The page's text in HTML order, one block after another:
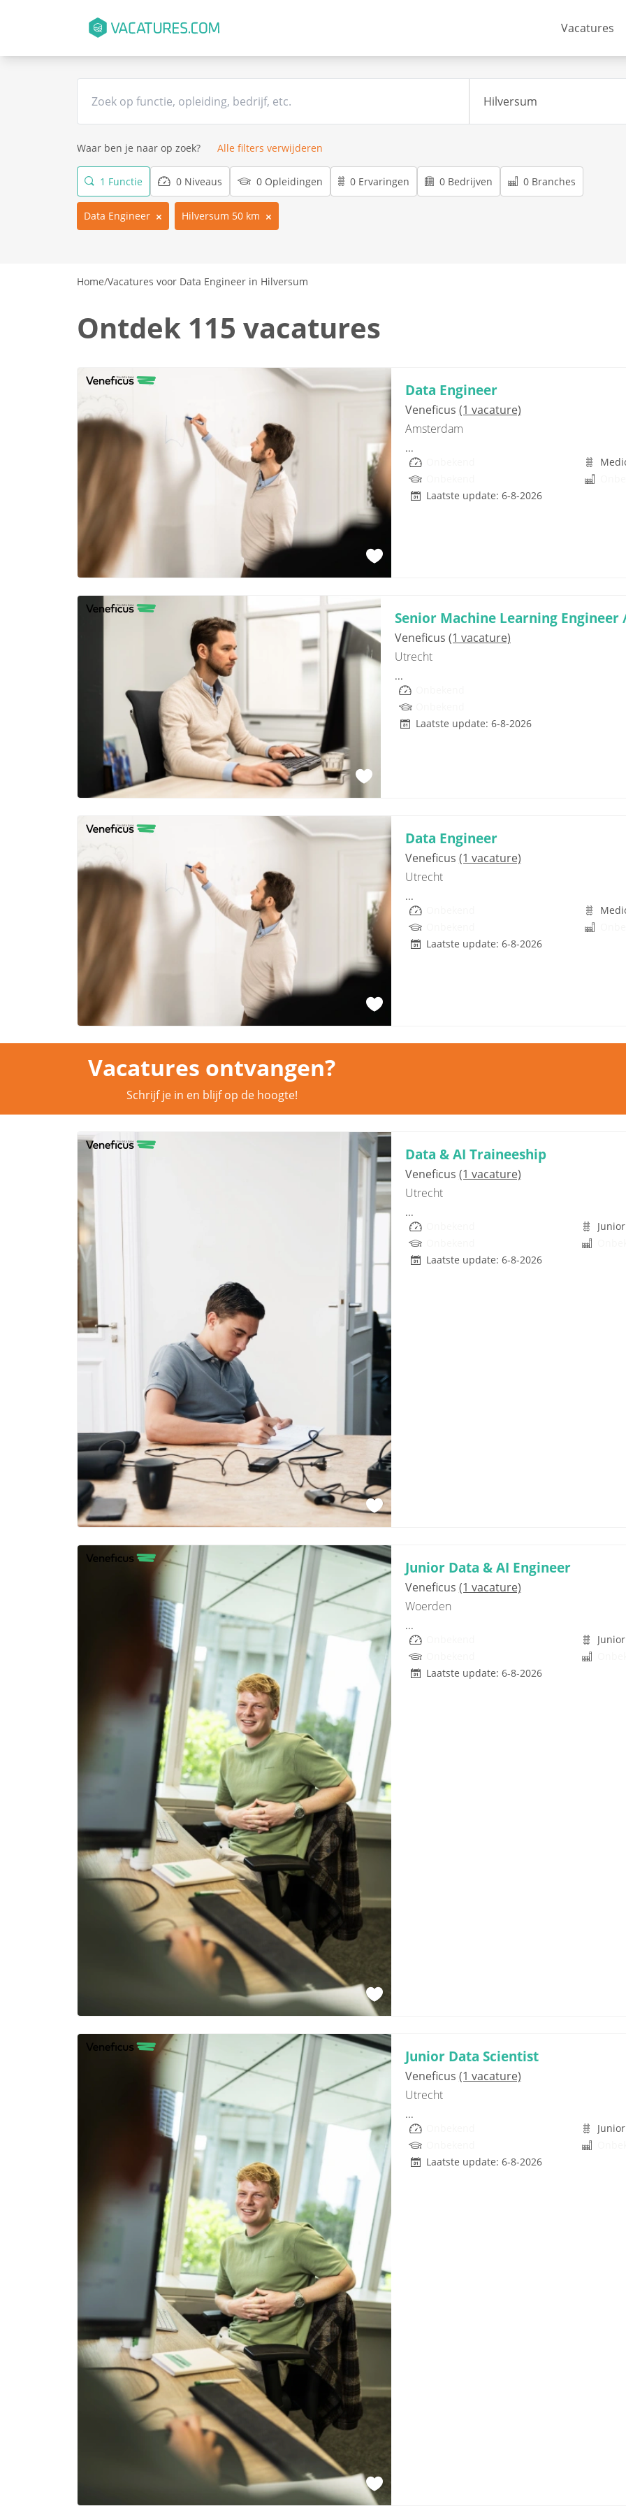
Vacatures
Waar ben je naar op zoek? Alle filters verwijderen
1 Functie 0 Niveaus 0 Opleidingen 0 Ervaringen 0 Bedrijven 0 Branches
Data Engineer Hilversum 50 km
Home/Vacatures voor Data Engineer in Hilversum
Ontdek 115 vacatures
Data Engineer
Veneficus (1 vacature)
Amsterdam
...
Laatste update: 6-8-2026
Senior Machine Learning
Veneficus (1 vacature)
Utrecht
...
Laatste update: 6-8-2026
Data Engineer
Veneficus (1 vacature)
Utrecht
...
Laatste update: 6-8-2026
Vacatures ontvangen?
Schrijf je in en blijf op de hoogte!
Data & AI Traineeship
Veneficus (1 vacature)
Utrecht
...
Junior
Laatste update: 6-8-2026
Junior Data & AI Engineer
Veneficus (1 vacature)
Woerden
...
Junior
Laatste update: 6-8-2026
Junior Data Scientist
Veneficus (1 vacature)
Utrecht
...
Junior
Laatste update: 6-8-2026